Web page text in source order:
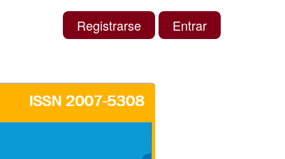
Registrarse Entrar